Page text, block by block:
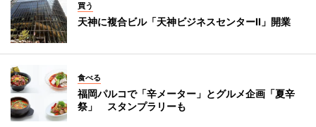
買う
天神に複合ビル「天神ビジネスセンターII」開業
食べる
福岡パルコで「辛メーター」とグルメ企画「夏辛
祭」 スタンプラリーも